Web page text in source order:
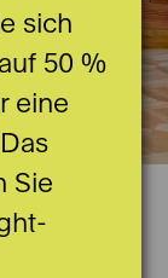
sich
50 %
eine
Sie